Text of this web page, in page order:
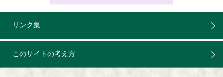
リンク集
このサイトの考え方